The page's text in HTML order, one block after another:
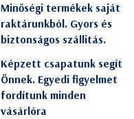
Minőségi termékek saját
raktárunkból. Gyors és
biztonságos szállitás.
Képzett csapatunk segít
Önnek. Egyedi figyelmet
fordítunk minden
vásárlóra